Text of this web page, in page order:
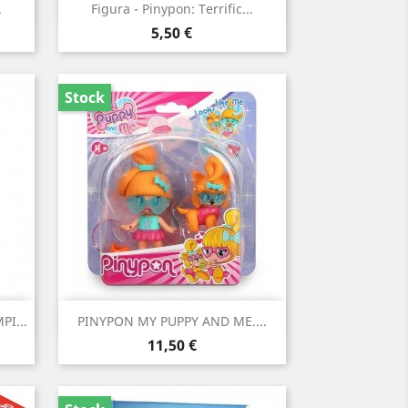
Figura - Pinypon: Terrific...
Precio
5,50 €
 Vista rápida
PINYPON MY PUPPY AND ME....
Precio
11,50 €
Stock
Vista rápida